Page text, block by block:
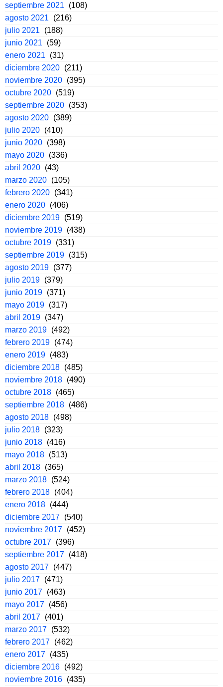
septiembre 2021
(108)
agosto 2021
(216)
julio 2021
(188)
junio 2021
(59)
enero 2021
(31)
diciembre 2020 (211)
noviembre 2020 (395)
octubre 2020 (519)
septiembre 2020 (353)
agosto 2020 (389)
julio 2020 (410)
junio 2020 (398)
mayo 2020 (336)
abril 2020 (43)
marzo 2020 (105)
febrero 2020 (341)
enero 2020 (406)
diciembre 2019 (519)
noviembre 2019 (438)
octubre 2019 (331)
septiembre 2019 (315)
agosto 2019 (377)
julio 2019 (379)
junio 2019 (371)
mayo 2019 (317)
abril 2019 (347)
marzo 2019 (492)
febrero 2019 (474)
enero 2019 (483)
diciembre 2018 (485)
noviembre 2018 (490)
octubre 2018 (465)
septiembre 2018 (486)
agosto 2018 (498)
julio 2018 (323)
junio 2018 (416)
mayo 2018 (513)
abril 2018 (365)
marzo 2018 (524)
febrero 2018 (404)
enero 2018 (444)
diciembre 2017 (540)
noviembre 2017 (452)
octubre 2017 (396)
septiembre 2017 (418)
agosto 2017 (447)
julio 2017 (471)
junio 2017 (463)
mayo 2017 (456)
abril 2017 (401)
marzo 2017 (532)
febrero 2017 (462)
enero 2017 (435)
diciembre 2016 (492)
noviembre 2016 (435)